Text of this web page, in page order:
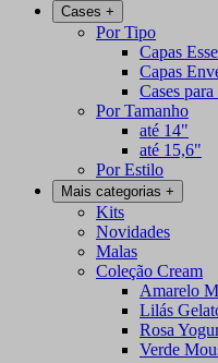
Cases +
Por Tipo
Capas
Capas
Cases
Por Tamanho
até 14"
até 15,6"
Por Estilo
Mais categorias +
Kits
Novidades
Malas
Coleção Cream
Amarelo
Lilás
Rosa
Verde